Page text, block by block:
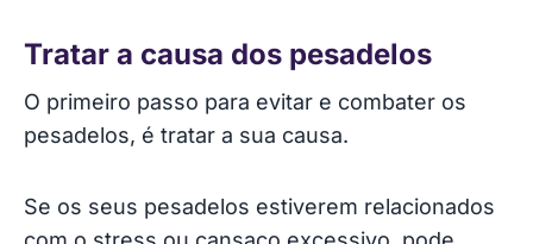
Tratar a causa dos pesadelos
O primeiro passo para evitar e combater os
pesadelos, é tratar a sua causa.
Se os seus pesadelos estiverem relacionados